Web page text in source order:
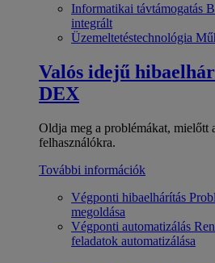
Informatikai távtámogatás
integrált
Üzemeltetéstechnológia
Valós idejű
DEX
Oldja meg a problémákat, mielőtt
felhasználókra.
További információk
Végponti hibaelhárítás
megoldása
Végponti automatizálás
feladatok automatizálása